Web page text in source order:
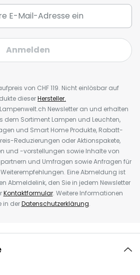
Anmelden
von CHF 119. Nicht einlösbar auf
dieserHersteller.
Newsletter an und erhalten
dem Sortiment Lampen und Leuchten,
und Smart Home Produkte, Rabatt-
Reduzierungen oder Aktionspakete,
und -vorstellungen sowie Inhalte von
und Umfragen sowie Anfragen für
Eine Abmeldung ist
Abmeldelink, den Sie in jedem Newsletter
Kontaktformular. Weitere Informationen
in derDatenschutzerklärung.